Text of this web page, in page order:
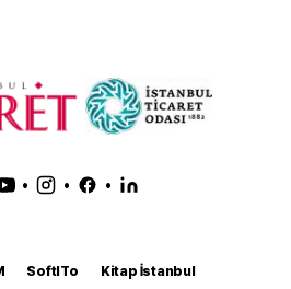
• • •
SoftITo
Kitap İstanbul